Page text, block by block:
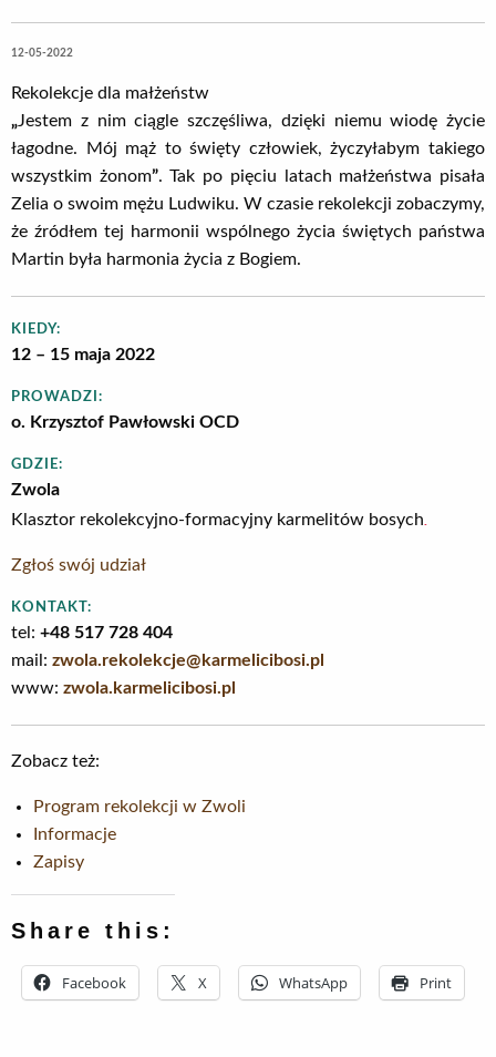
12-05-2022
Rekolekcje dla małżeństw
„Jestem z nim ciągle szczęśliwa, dzięki niemu wiodę życie
łagodne. Mój mąż to święty człowiek, życzyłabym takiego
wszystkim żonom”. Tak po pięciu latach małżeństwa pisała
Zelia o swoim mężu Ludwiku. W czasie rekolekcji zobaczymy,
że źródłem tej harmonii wspólnego życia świętych państwa
Martin była harmonia życia z Bogiem.
KIEDY:
12 – 15 maja 2022
PROWADZI:
o. Krzysztof Pawłowski OCD
GDZIE:
Zwola
Klasztor rekolekcyjno-formacyjny karmelitów bosych
Zgłoś swój udział
KONTAKT:
tel: +48 517 728 404
mail: zwola.rekolekcje@karmelicibosi.pl
www: zwola.karmelicibosi.pl
Zobacz też:
Program rekolekcji w Zwoli
Informacje
Zapisy
Share this:
Facebook X WhatsApp Print